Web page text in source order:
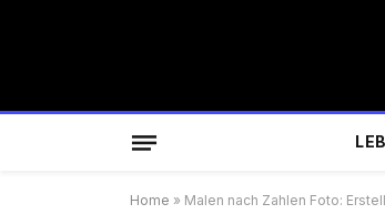
Home » Malen nach Zahlen Foto: